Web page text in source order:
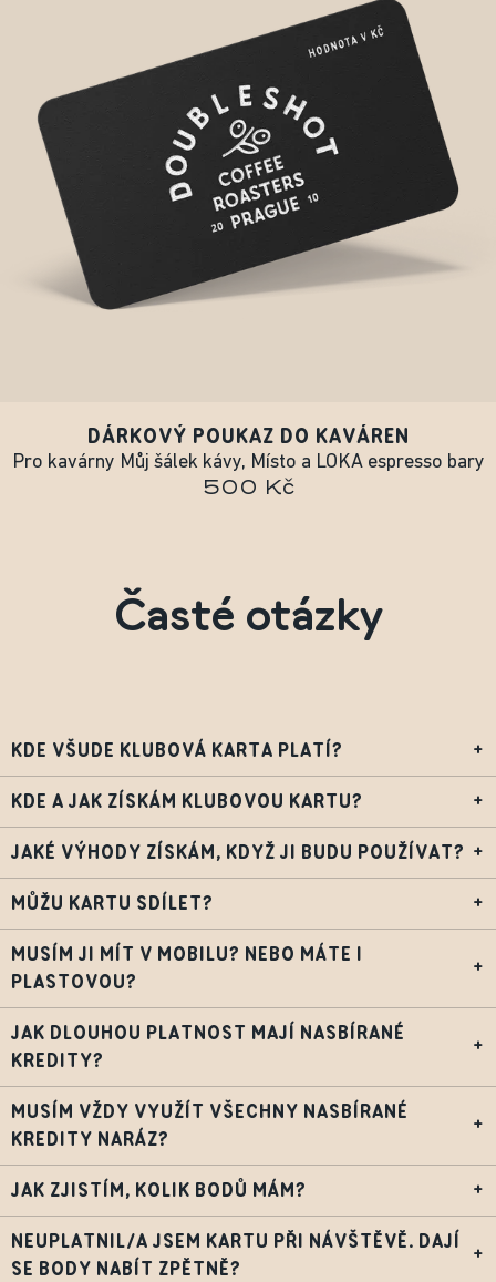
DÁRKOVÝ POUKAZ DO KAVÁREN
Pro kavárny Můj šálek kávy, Místo a LOKA espresso bary
500 Kč
Časté otázky
KDE VŠUDE KLUBOVÁ KARTA PLATÍ? +
KDE A JAK ZÍSKÁM KLUBOVOU KARTU? +
JAKÉ VÝHODY ZÍSKÁM, KDYŽ JI BUDU POUŽÍVAT? +
MŮŽU KARTU SDÍLET? +
MUSÍM JI MÍT V MOBILU? NEBO MÁTE I
PLASTOVOU?
+
JAK DLOUHOU PLATNOST MAJÍ NASBÍRANÉ
KREDITY?
+
MUSÍM VŽDY VYUŽÍT VŠECHNY NASBÍRANÉ
KREDITY NARÁZ?
+
JAK ZJISTÍM, KOLIK BODŮ MÁM? +
NEUPLATNIL/A JSEM KARTU PŘI NÁVŠTĚVĚ. DAJÍ
SE BODY NABÍT ZPĚTNĚ?
+